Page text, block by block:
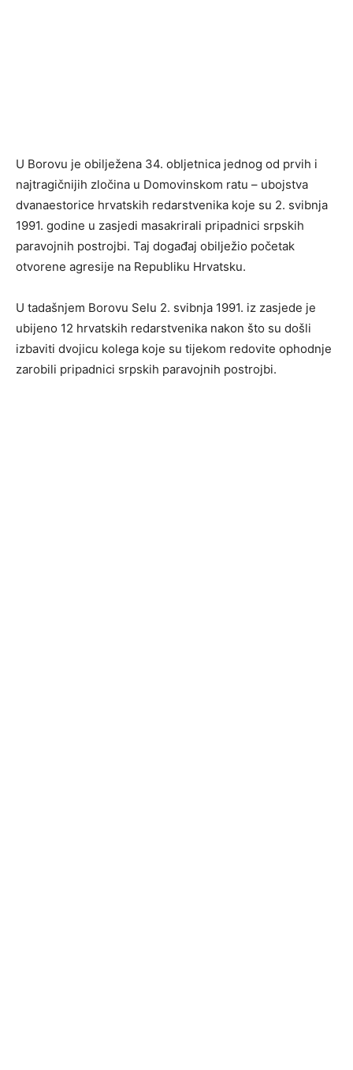
U Borovu je obilježena 34. obljetnica jednog od prvih i
najtragičnijih zločina u Domovinskom ratu – ubojstva
dvanaestorice hrvatskih redarstvenika koje su 2. svibnja
1991. godine u zasjedi masakrirali pripadnici srpskih
paravojnih postrojbi. Taj događaj obilježio početak
otvorene agresije na Republiku Hrvatsku.
U tadašnjem Borovu Selu 2. svibnja 1991. iz zasjede je
ubijeno 12 hrvatskih redarstvenika nakon što su došli
izbaviti dvojicu kolega koje su tijekom redovite ophodnje
zarobili pripadnici srpskih paravojnih postrojbi.